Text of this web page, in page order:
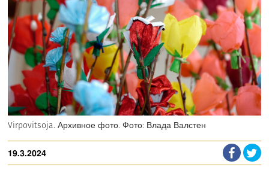
Virpovitsoja. Архивное фото. Фото: Влада Валстен
19.3.2024